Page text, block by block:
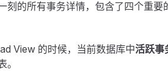
刻的所有事务详情，包含了四个重要
View 的时候，当前数据库中活跃事
。